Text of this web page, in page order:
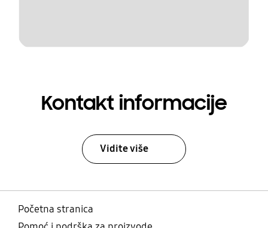
Kontakt informacije
Vidite više
Početna stranica